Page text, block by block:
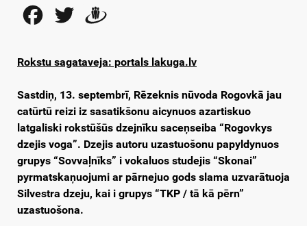
FacebookTwitter
Rokstu sagataveja: portals lakuga.lv
Sastdiņ, 13. septembrī, Rēzeknis nūvoda Rogovkā jau
catūrtū reizi iz sasatikšonu aicynuos azartiskuo
latgaliski rokstūšūs dzejnīku saceņseiba “Rogovkys
dzejis voga”. Dzejis autoru uzastuošonu papyldynuos
grupys “Sovvaļnīks” i vokaluos studejis “Skonai”
pyrmatskaņuojumi ar pārnejuo gods slama uzvarātuoja
Silvestra dzeju, kai i grupys “TKP / tā kā pērn”
uzastuošona.